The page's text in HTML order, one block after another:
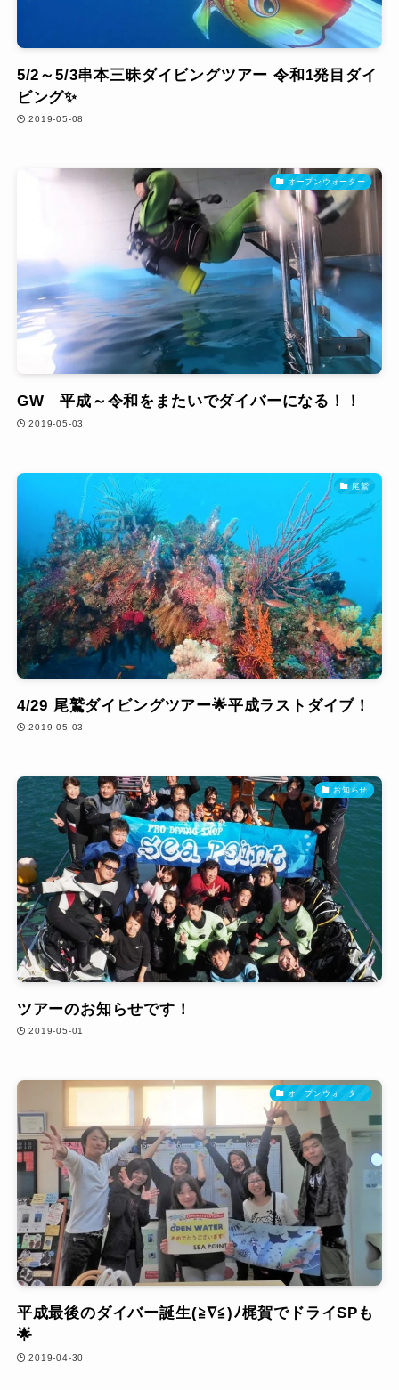
5/2～5/3串本三昧ダイビングツアー 令和1発目ダイ
ビング✨
2019-05-08
オープンウォーター
GW 平成～令和をまたいでダイバーになる！！
2019-05-03
尾鷲
4/29 尾鷲ダイビングツアー🌟平成ラストダイブ！
2019-05-03
お知らせ
ツアーのお知らせです！
2019-05-01
オープンウォーター
平成最後のダイバー誕生(≧∇≦)ﾉ梶賀でドライSPも
🌟
2019-04-30